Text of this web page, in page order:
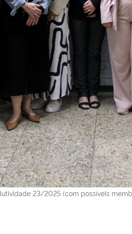
23/2025 (com possíveis